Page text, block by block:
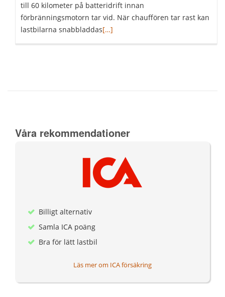
till 60 kilometer på batteridrift innan
förbränningsmotorn tar vid. När chauffören tar rast kan
lastbilarna snabbladdasLäs
satsningar
[…]
Våra rekommendationer
Billigt alternativ
Samla ICA poäng
Bra för lätt lastbil
Läs mer om ICA försäkring